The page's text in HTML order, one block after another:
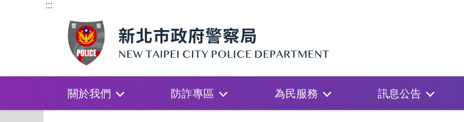
:::
關於我們 防詐專區 為民服務 訊息公告